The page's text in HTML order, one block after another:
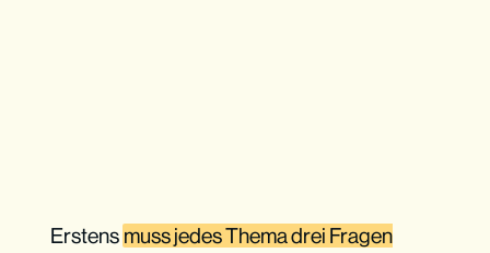
Erstens muss jedes Thema drei Fragen